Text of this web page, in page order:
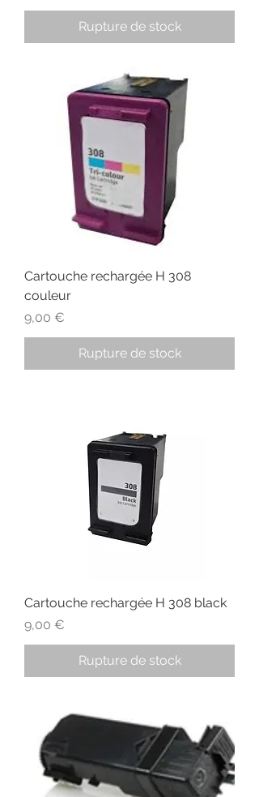
Rupture de stock
Cartouche rechargée H 308
couleur
Prix
9,00 €
Rupture de stock
Cartouche rechargée H 308 black
Prix
9,00 €
Rupture de stock